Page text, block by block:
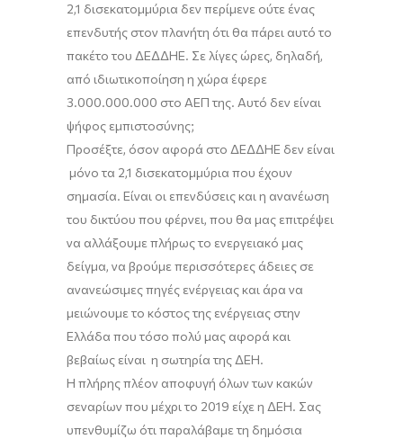
2,1 δισεκατομμύρια δεν περίμενε ούτε ένας
επενδυτής στον πλανήτη ότι θα πάρει αυτό το
πακέτο του ΔΕΔΔΗΕ. Σε λίγες ώρες, δηλαδή,
από ιδιωτικοποίηση η χώρα έφερε
3.000.000.000 στο ΑΕΠ της. Αυτό δεν είναι
ψήφος εμπιστοσύνης;
Προσέξτε, όσον αφορά στο ΔΕΔΔΗΕ δεν είναι
μόνο τα 2,1 δισεκατομμύρια που έχουν
σημασία. Είναι οι επενδύσεις και η ανανέωση
του δικτύου που φέρνει, που θα μας επιτρέψει
να αλλάξουμε πλήρως το ενεργειακό μας
δείγμα, να βρούμε περισσότερες άδειες σε
ανανεώσιμες πηγές ενέργειας και άρα να
μειώνουμε το κόστος της ενέργειας στην
Ελλάδα που τόσο πολύ μας αφορά και
βεβαίως είναι η σωτηρία της ΔΕΗ.
Η πλήρης πλέον αποφυγή όλων των κακών
σεναρίων που μέχρι το 2019 είχε η ΔΕΗ. Σας
υπενθυμίζω ότι παραλάβαμε τη δημόσια